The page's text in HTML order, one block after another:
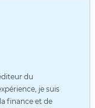
du
je suis
finance et de